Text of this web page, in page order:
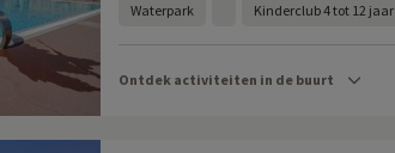
Waterpark Kinderclub 4 tot 12 jaar
Ontdek activiteiten in de buurt